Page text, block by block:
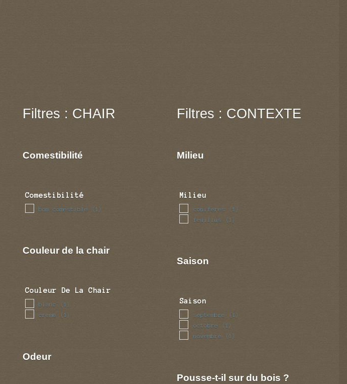
Filtres : CHAIR
Comestibilité
Comestibilité
bon comestible (1)
Couleur de la chair
Couleur De La Chair
blanc (1)
creme (1)
Odeur
Filtres : CONTEXTE
Milieu
Milieu
coniferes (1)
feuillus (1)
Saison
Saison
septembre (1)
octobre (1)
novembre (1)
Pousse-t-il sur du bois ?